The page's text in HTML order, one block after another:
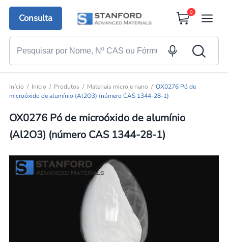
Consulta
0
Início Início Produtos Materiais micro e nano
OX0276 Pó de
microóxido de alumínio (Al2O3) (número CAS 1344-28-1)
OX0276 Pó de microóxido de alumínio
(Al2O3) (número CAS 1344-28-1)